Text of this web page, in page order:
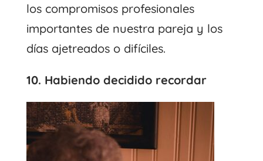
los compromisos profesionales
importantes de nuestra pareja y los
días ajetreados o difíciles.
10. Habiendo decidido recordar